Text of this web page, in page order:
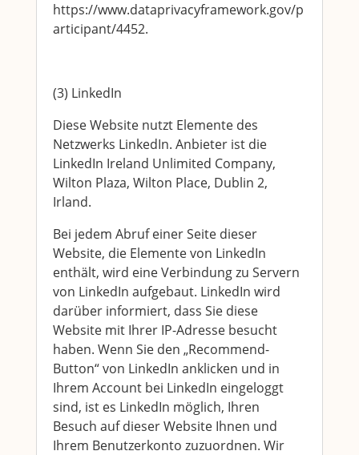
https://www.dataprivacyframework.gov/p
articipant/4452.
(3) LinkedIn
Diese Website nutzt Elemente des
Netzwerks LinkedIn. Anbieter ist die
LinkedIn Ireland Unlimited Company,
Wilton Plaza, Wilton Place, Dublin 2,
Irland.
Bei jedem Abruf einer Seite dieser
Website, die Elemente von LinkedIn
enthält, wird eine Verbindung zu Servern
von LinkedIn aufgebaut. LinkedIn wird
darüber informiert, dass Sie diese
Website mit Ihrer IP-Adresse besucht
haben. Wenn Sie den „Recommend-
Button“ von LinkedIn anklicken und in
Ihrem Account bei LinkedIn eingeloggt
sind, ist es LinkedIn möglich, Ihren
Besuch auf dieser Website Ihnen und
Ihrem Benutzerkonto zuzuordnen. Wir